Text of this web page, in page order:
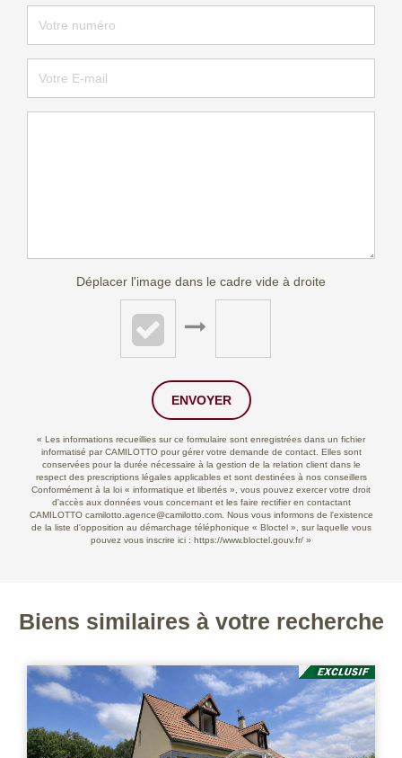
Déplacer l'image dans le cadre vide à droite
ENVOYER
« Les informations recueillies sur ce formulaire sont enregistrées dans un fichier
informatisé par CAMILOTTO pour gérer votre demande de contact. Elles sont
conservées pour la durée nécessaire à la gestion de la relation client dans le
respect des prescriptions légales applicables et sont destinées à nos conseillers
Conformément à la loi « informatique et libertés », vous pouvez exercer votre droit
d'accès aux données vous concernant et les faire rectifier en contactant
CAMILOTTO camilotto.agence@camilotto.com. Nous vous informons de l'existence
de la liste d'opposition au démarchage téléphonique « Bloctel », sur laquelle vous
pouvez vous inscrire ici : https://www.bloctel.gouv.fr/ »
Biens similaires à votre recherche